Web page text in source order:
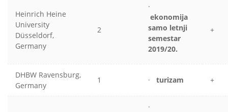
Heinrich Heine
University
Düsseldorf,
Germany
2
·
ekonomija
samo letnji
semestar
2019/20.
+
DHBW Ravensburg,
Germany
1 · turizam +
·